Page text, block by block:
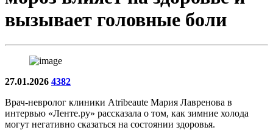
вызывает головные боли
27.01.2026 4382
Врач-невролог клиники Atribeaute Мария Лавренова в
интервью «Ленте.ру» рассказала о том, как зимние холода
могут негативно сказаться на состоянии здоровья.